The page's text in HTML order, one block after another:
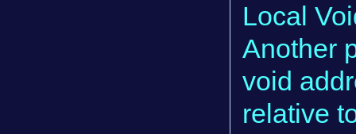
Local
Another
void
relative